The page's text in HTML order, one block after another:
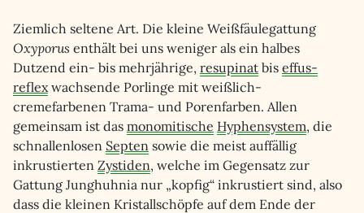
Ziemlich seltene Art. Die kleine Weißfäulegattung
Oxyporus enthält bei uns weniger als ein halbes
Dutzend ein- bis mehrjährige, resupinat bis effus-
reflexwachsende Porlinge mit weißlich-
cremefarbenen Trama- und Porenfarben. Allen
gemeinsam ist das monomitische Hyphensystem, die
schnallenlosen Septen sowie die meist auffällig
inkrustierten Zystiden, welche im Gegensatz zur
Gattung Junghuhnia nur „kopfig“ inkrustiert sind, also
dass die kleinen Kristallschöpfe auf dem Ende der